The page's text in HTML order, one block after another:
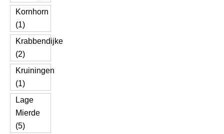
Kornhorn
(1)
Krabbendijke
(2)
Kruiningen
(1)
Lage
Mierde
(5)